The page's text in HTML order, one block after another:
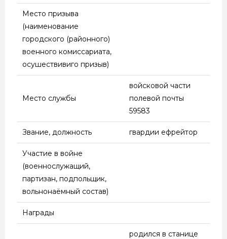
ОКТЯБРЬ 1939 ГОДА);
СОВЕТСКО-ФИНСКАЯ
ВОЙНА 1939 — 1940
ГОДОВ; ВЕЛИКАЯ
ОТЕЧЕСТВЕННАЯ
ВОЙНА 1941 — 1945
ЯПОНСКАЯ ВОЙНА
Место призыва
(наименование
городского (районного)
военного комиссариата,
осушествивиго призыв)
Место службы
войсковой части
полевой почты
59583
Звание, должность гвардии ефрейтор
Участие в войне
(военнослужащий,
партизан, подпольщик,
вольнонаёмный состав)
Награды
родился в станице